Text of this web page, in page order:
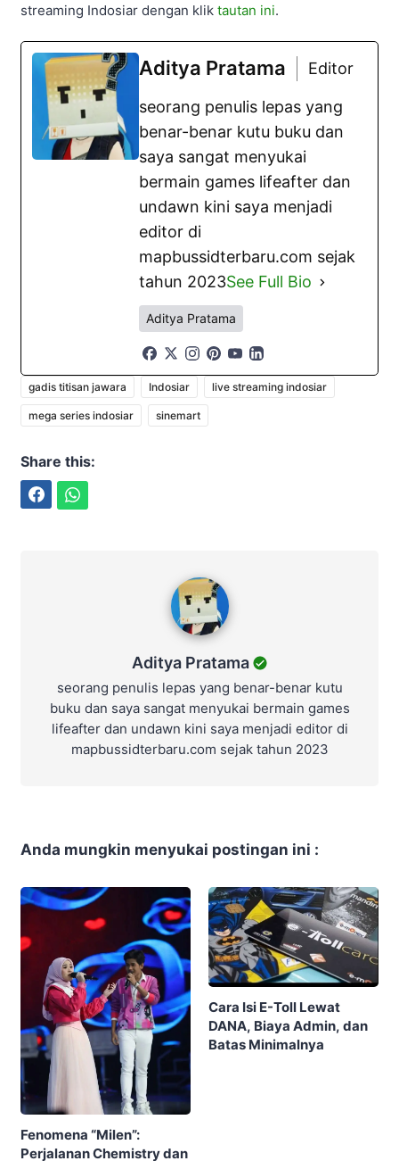
streaming Indosiar dengan klik tautan ini.
Aditya Pratama Editor
seorang penulis lepas yang
benar-benar kutu buku dan
saya sangat menyukai
bermain games lifeafter dan
undawn kini saya menjadi
editor di
mapbussidterbaru.com sejak
tahun 2023See Full Bio
Aditya Pratama
gadis titisan jawara Indosiar live streaming indosiar
mega series indosiar sinemart
Share this:
Aditya Pratama
seorang penulis lepas yang benar-benar kutu
buku dan saya sangat menyukai bermain games
lifeafter dan undawn kini saya menjadi editor di
mapbussidterbaru.com sejak tahun 2023
Anda mungkin menyukai postingan ini :
Fenomena “Milen”:
Perjalanan Chemistry dan
Cara Isi E-Toll Lewat
DANA, Biaya Admin, dan
Batas Minimalnya